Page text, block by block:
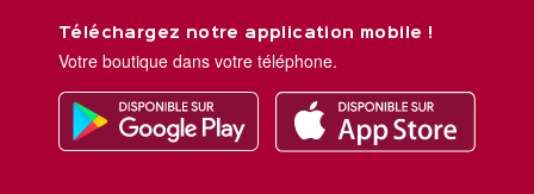
Téléchargez notre application mobile !
Votre boutique dans votre téléphone.